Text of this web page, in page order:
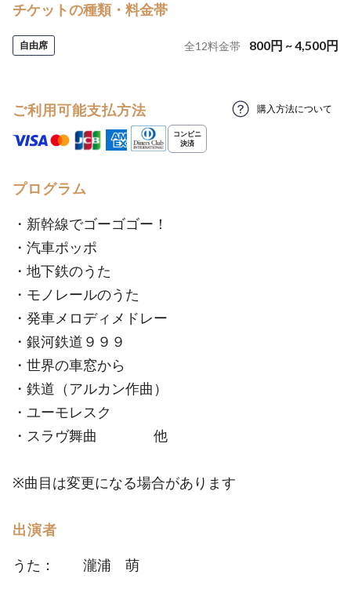
チケットの種類・料金帯
自由席 全12料金帯 800円 ~4,500円
ご利用可能支払方法 購入方法について
プログラム
・新幹線でゴーゴゴー！
・汽車ポッポ
・地下鉄のうた
・モノレールのうた
・発車メロディメドレー
・銀河鉄道９９９
・世界の車窓から
・鉄道（アルカン作曲）
・ユーモレスク
・スラヴ舞曲 他
※曲目は変更になる場合があります
出演者
うた： 瀧浦 萌